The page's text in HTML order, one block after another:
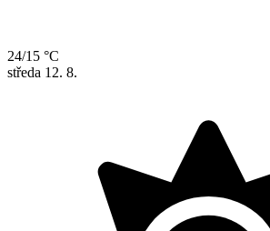
24/15 °C
středa 12. 8.